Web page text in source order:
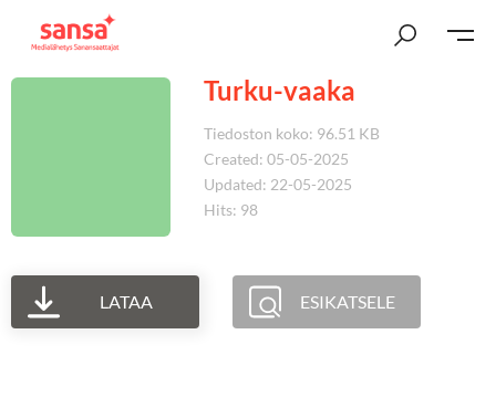
Turku-vaaka
Tiedoston koko: 96.51 KB
Created: 05-05-2025
Updated: 22-05-2025
Hits: 98
LATAA ESIKATSELE